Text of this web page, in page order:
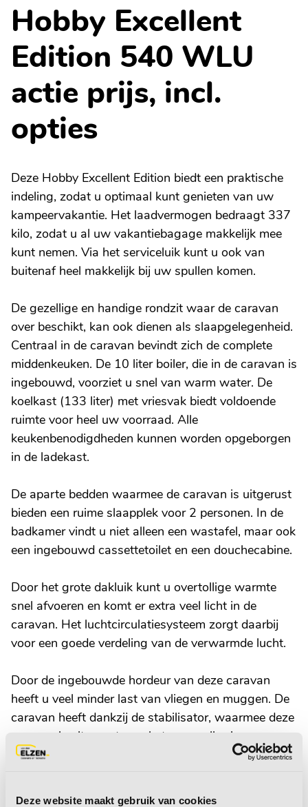
Deze website maakt gebruik van cookies
Hobby Excellent
Edition 540 WLU
actie prijs, incl.
opties
Deze Hobby Excellent Edition biedt een praktische
indeling, zodat u optimaal kunt genieten van uw
kampeervakantie. Het laadvermogen bedraagt 337
kilo, zodat u al uw vakantiebagage makkelijk mee
kunt nemen. Via het serviceluik kunt u ook van
buitenaf heel makkelijk bij uw spullen komen.
De gezellige en handige rondzit waar de caravan
over beschikt, kan ook dienen als slaapgelegenheid.
Centraal in de caravan bevindt zich de complete
middenkeuken. De 10 liter boiler, die in de caravan is
ingebouwd, voorziet u snel van warm water. De
koelkast (133 liter) met vriesvak biedt voldoende
ruimte voor heel uw voorraad. Alle
keukenbenodigdheden kunnen worden opgeborgen
in de ladekast.
De aparte bedden waarmee de caravan is uitgerust
bieden een ruime slaapplek voor 2 personen. In de
badkamer vindt u niet alleen een wastafel, maar ook
een ingebouwd cassettetoilet en een douchecabine.
Door het grote dakluik kunt u overtollige warmte
snel afvoeren en komt er extra veel licht in de
caravan. Het luchtcirculatiesysteem zorgt daarbij
voor een goede verdeling van de verwarmde lucht.
Door de ingebouwde hordeur van deze caravan
heeft u veel minder last van vliegen en muggen. De
caravan heeft dankzij de stabilisator, waarmee deze
caravan is uitgerust, een betere wegligging.